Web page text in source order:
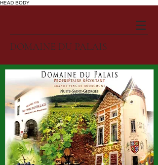
HEAD BODY
DOMAINE DU PALAIS